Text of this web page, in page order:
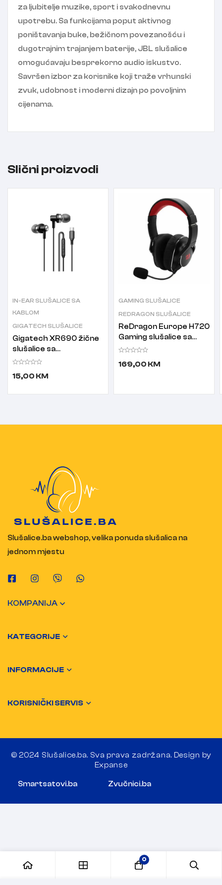
za ljubitelje muzike, sport i svakodnevnu
upotrebu. Sa funkcijama poput aktivnog
poništavanja buke, bežičnom povezanošću i
dugotrajnim trajanjem baterije, JBL slušalice
omogućavaju besprekorno audio iskustvo.
Savršen izbor za korisnike koji traže vrhunski
zvuk, udobnost i moderni dizajn po povoljnim
cijenama.
Slični proizvodi
IN-EAR SLUŠALICE SA
KABLOM
GIGATECH SLUŠALICE
Gigatech XR690 žične
slušalice sa
mikrofonom crne
15,00 KM
GAMING SLUŠALICE
REDRAGON SLUŠALICE
ReDragon Europe H720
Gaming slušalice sa
mikrofonom crne
169,00 KM
Slušalice.ba webshop, velika ponuda slušalica na
jednom mjestu
KOMPANIJA
KATEGORIJE
INFORMACIJE
KORISNIČKI SERVIS
© 2024 Slušalice.ba. Sva prava zadržana. Design by
Expanse
Smartsatovi.ba Zvučnici.ba
0